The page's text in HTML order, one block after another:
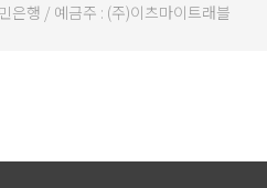
은행 / 예금주 : (주)이츠마이트래블